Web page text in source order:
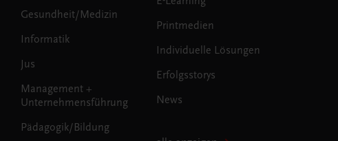
Gesundheit/Medizin
Informatik
Jus
Management +
Unternehmensführung
Pädagogik/Bildung
Printmedien
Individuelle Lösungen
Erfolgsstorys
News